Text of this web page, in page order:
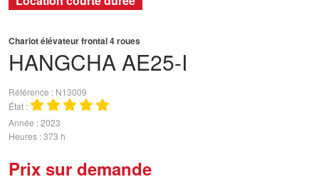
HANGCHAAE25-I
Chariot élévateur frontal 4 roues
Référence
N13009
État
Année 2023
Heures 373 h
Prix sur demande